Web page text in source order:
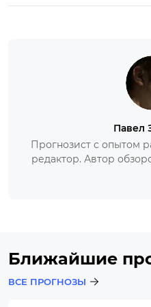
Павел
Прогнозист с опытом
редактор. Автор
Ближайшие
ВСЕ ПРОГНОЗЫ